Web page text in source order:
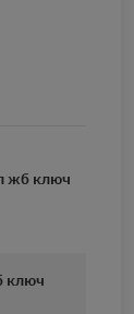
жб ключ
ключ